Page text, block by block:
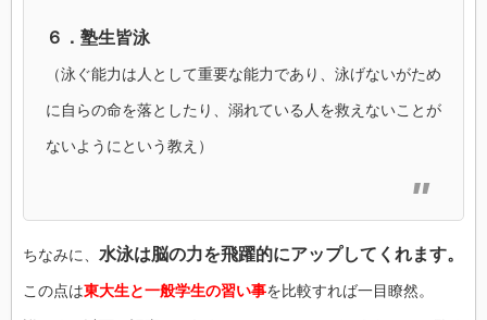
６．塾生皆泳
（泳ぐ能力は人として重要な能力であり、泳げないがため
に自らの命を落としたり、溺れている人を救えないことが
ないようにという教え）
ちなみに、 水泳は脳の力を飛躍的にアップしてくれます。
この点は東大生と一般学生の習い事を比較すれば一目瞭然。